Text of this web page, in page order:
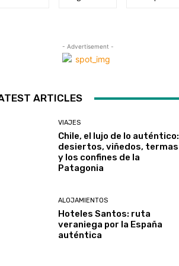
- Advertisement -
ARTICLES
VIAJES
Chile, el lujo de lo auténtico:
desiertos, viñedos, termas
y los confines de la
Patagonia
ALOJAMIENTOS
Hoteles Santos: ruta
veraniega por la España
auténtica